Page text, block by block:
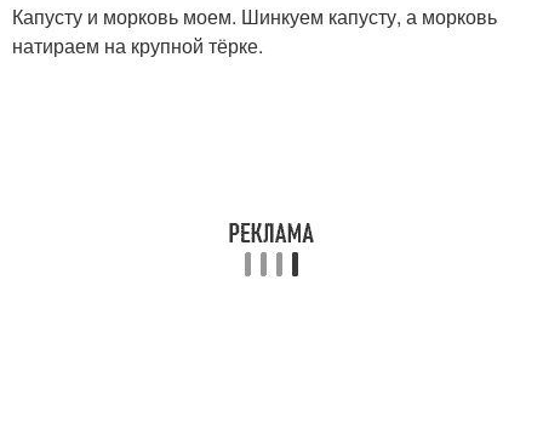
Капусту и морковь моем. Шинкуем капусту, а морковь
натираем на крупной тёрке.